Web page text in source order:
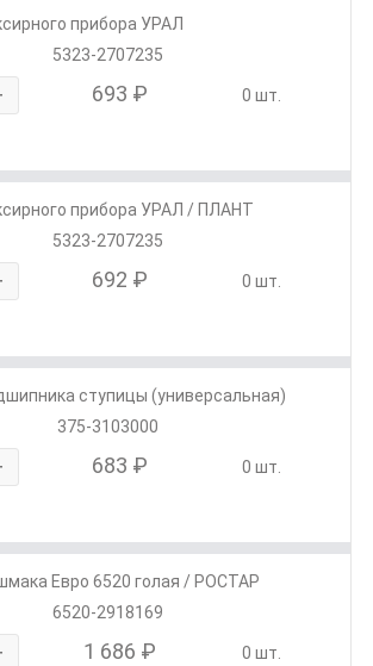
прибора УРАЛ
5323-2707235
693 ₽ 0 шт.
прибора УРАЛ / ПЛАНТ
5323-2707235
692 ₽ 0 шт.
ступицы (универсальная)
375-3103000
683 ₽ 0 шт.
Евро 6520 голая / РОСТАР
6520-2918169
1 686 ₽ 0 шт.